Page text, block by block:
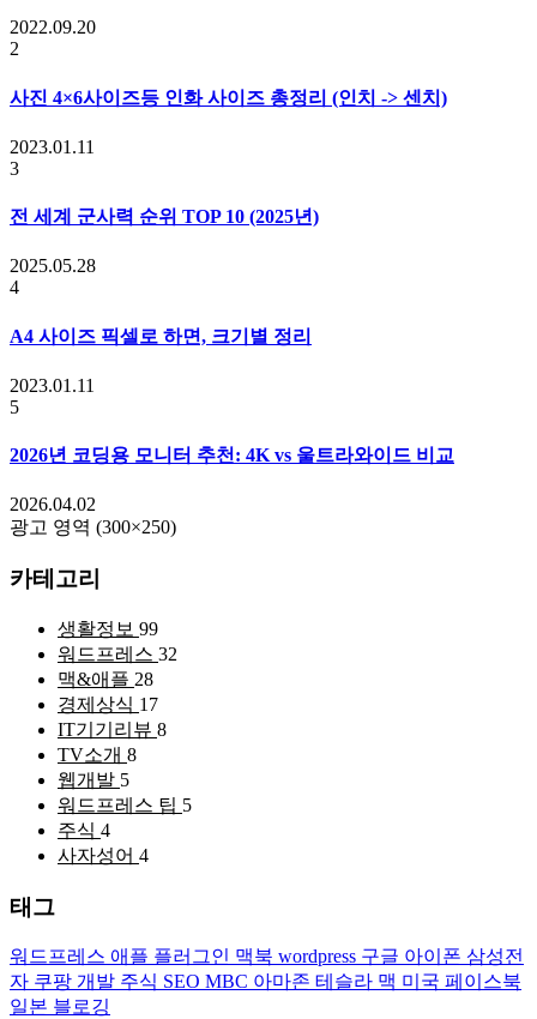
2022.09.20
2
사진 4×6사이즈등 인화 사이즈 총정리 (인치 -> 센치)
2023.01.11
3
전 세계 군사력 순위 TOP 10 (2025년)
2025.05.28
4
A4 사이즈 픽셀로 하면, 크기별 정리
2023.01.11
5
2026년 코딩용 모니터 추천: 4K vs 울트라와이드 비교
2026.04.02
광고 영역 (300×250)
카테고리
생활정보 99
워드프레스 32
맥&애플 28
경제상식 17
IT기기리뷰 8
TV소개 8
웹개발 5
워드프레스 팁 5
주식 4
사자성어 4
태그
워드프레스 애플 플러그인 맥북 wordpress 구글 아이폰 삼성전
자 쿠팡 개발 주식 SEO MBC 아마존 테슬라 맥 미국 페이스북
일본 블로깅